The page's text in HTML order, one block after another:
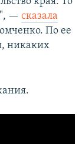
— сказала
По ее
никаких